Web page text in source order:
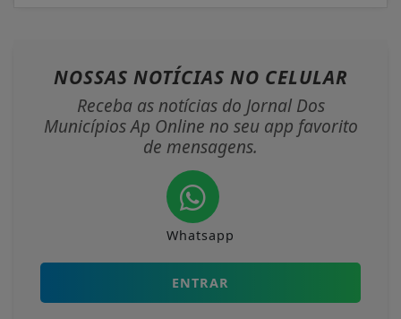
NOSSAS NOTÍCIAS NO CELULAR
Receba as notícias do Jornal Dos
Municípios Ap Online no seu app favorito
de mensagens.
Whatsapp
ENTRAR